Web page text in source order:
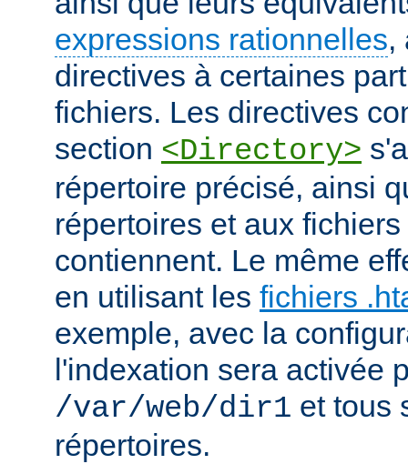
expressions rationnelles,
directives à certaines
fichiers. Les directives
section <Directory>
répertoire précisé, ainsi
répertoires et aux
contiennent. Le même
en utilisant les fichiers
exemple, avec la
l'indexation sera activée
/var/web/dir1 et tous
répertoires.